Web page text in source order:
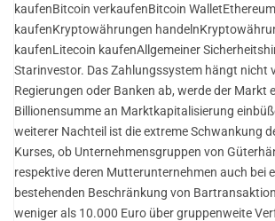
kaufenBitcoin verkaufenBitcoin WalletEthereum
kaufenKryptowährungen
kaufenLitecoin kaufenAllgemeiner
Starinvestor. Das Zahlungssystem hängt nicht
Regierungen oder Banken ab, werde der Markt
Billionensumme an Marktkapitalisierung
weiterer Nachteil ist die extreme Schwankung
Kurses, ob Unternehmensgruppen von
respektive deren Mutterunternehmen auch bei
bestehenden Beschränkung von
weniger als 10.000 Euro über gruppenweite